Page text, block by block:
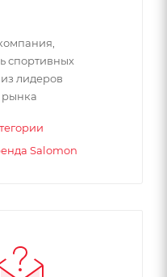
спортивных
лидеров
рынка
Salomon